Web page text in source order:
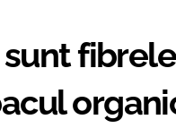
sunt